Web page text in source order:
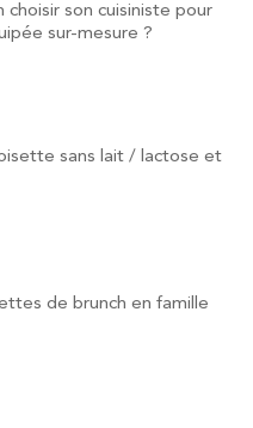
son cuisiniste pour
sur-mesure ?
sans lait / lactose et
de brunch en famille